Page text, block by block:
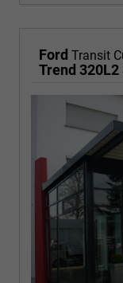
Ford Transit
Trend 320L2